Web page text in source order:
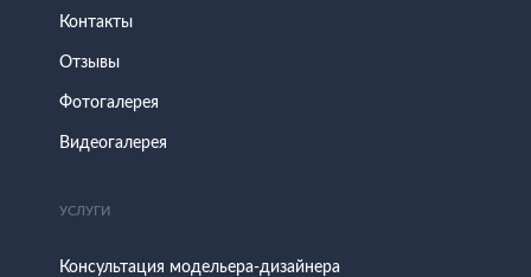
Контакты
Отзывы
Фотогалерея
Видеогалерея
УСЛУГИ
Консультация модельера-дизайнера